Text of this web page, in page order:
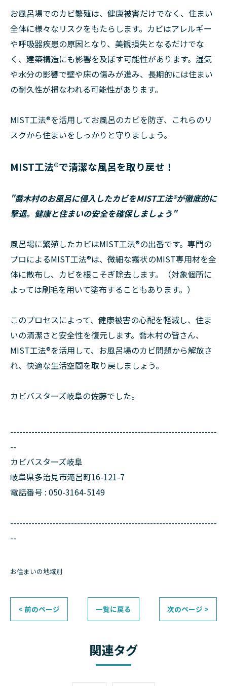
お風呂場でのカビ繁殖は、健康被害だけでなく、住まい
全体に様々なリスクをもたらします。カビはアレルギー
や呼吸器疾患の原因となり、美観損失となるだけでな
く、建築構造にも影響を及ぼす可能性があります。湿気
や水分の影響で壁や床の傷みが進み、長期的には住まい
の耐久性が損なわれる可能性があります。
MIST工法®を活用してお風呂のカビを防ぎ、これらのリ
スクから住まいをしっかりと守りましょう。
MIST工法®で清潔な風呂を取り戻せ！
"喬木村のお風呂に侵入したカビをMIST工法®が徹底的に
撃退。健康と住まいの安全を確保しましょう"
風呂場に繁殖したカビはMIST工法®の出番です。専門の
プロによるMIST工法®は、微細な霧状のMIST専用材を全
体に散布し、カビを根こそぎ除去します。（対象個所に
よっては刷毛を用いて塗布することもあります。）
このプロセスによって、健康被害の心配を軽減し、住ま
いの清潔さと安全性を復元します。喬木村の皆さん、
MIST工法®を活用して、お風呂場のカビ問題から解放さ
れ、快適な生活空間を取り戻しましょう。
カビバスターズ岐阜の佐藤でした。
--------------------------------------------------------------------
--
カビバスターズ岐阜
岐阜県多治見市滝呂町16-121-7
電話番号 : 050-3164-5149
--------------------------------------------------------------------
--
お住まいの地域別
< 前のページ 一覧に戻る 次のページ >
関連タグ